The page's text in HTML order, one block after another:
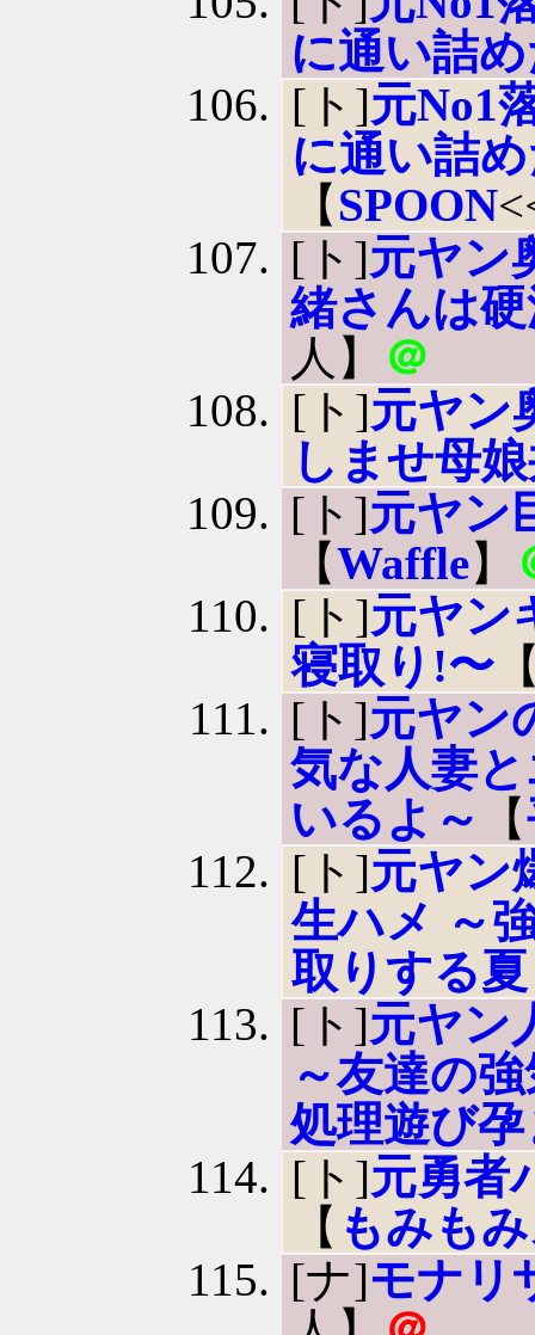
に通い詰
[ト]元No1
に通い詰
【SPOON
[ト]元ヤン
緒さんは
人】
＠
[ト]元ヤン
しませ母
[ト]元ヤン
【Waffle】
[ト]元ヤン
寝取り!〜
[ト]元ヤン
気な人妻
いるよ～
【
[ト]元ヤン
生ハメ ～
取りする
[ト]元ヤン
～友達の
処理遊び
[ト]元勇者
【 もみも
[ナ]モナリ